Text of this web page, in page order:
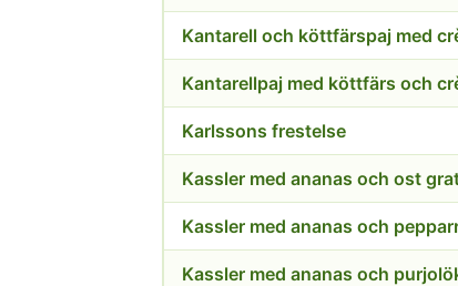
Kantarell och köttfärspaj med
Kantarellpaj med köttfärs och
Karlssons frestelse
Kassler med ananas och ost
Kassler med ananas och
Kassler med ananas och